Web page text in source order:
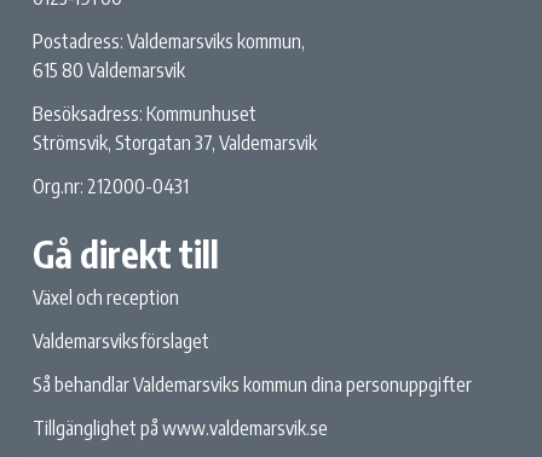
Postadress: Valdemarsviks kommun,
615 80 Valdemarsvik
Besöksadress: Kommunhuset
Strömsvik, Storgatan 37, Valdemarsvik
Org.nr: 212000-0431
Gå direkt till
Växel och reception
Valdemarsviksförslaget
Så behandlar Valdemarsviks kommun dina personuppgifter
Tillgänglighet på www.valdemarsvik.se